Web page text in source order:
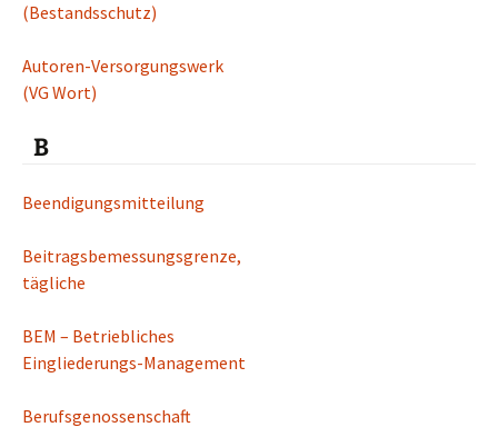
(Bestandsschutz)
Autoren-Versorgungswerk
(VG Wort)
B
Beendigungsmitteilung
Beitragsbemessungsgrenze,
tägliche
BEM – Betriebliches
Eingliederungs-Management
Berufsgenossenschaft